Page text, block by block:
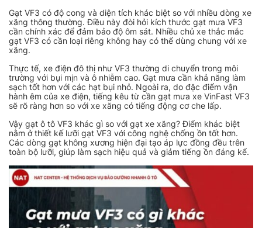
Gạt VF3 có độ cong và diện tích khác biệt so với nhiều dòng xe
xăng thông thường. Điều này đòi hỏi kích thước gạt mưa VF3
cần chính xác để đảm bảo độ ôm sát. Nhiều chủ xe thắc mắc
gạt VF3 có cần loại riêng không hay có thể dùng chung với xe
xăng.
Thực tế, xe điện đô thị như VF3 thường di chuyển trong môi
trường với bụi mịn và ô nhiễm cao. Gạt mưa cần khả năng làm
sạch tốt hơn với các hạt bụi nhỏ. Ngoài ra, do đặc điểm vận
hành êm của xe điện, tiếng kêu từ cần gạt mưa xe VinFast VF3
sẽ rõ ràng hơn so với xe xăng có tiếng động cơ che lấp.
Vậy gạt ô tô VF3 khác gì so với gạt xe xăng? Điểm khác biệt
nằm ở thiết kế lưỡi gạt VF3 với công nghệ chống ồn tốt hơn.
Các dòng gạt không xương hiện đại tạo áp lực đồng đều trên
toàn bộ lưỡi, giúp làm sạch hiệu quả và giảm tiếng ồn đáng kể.